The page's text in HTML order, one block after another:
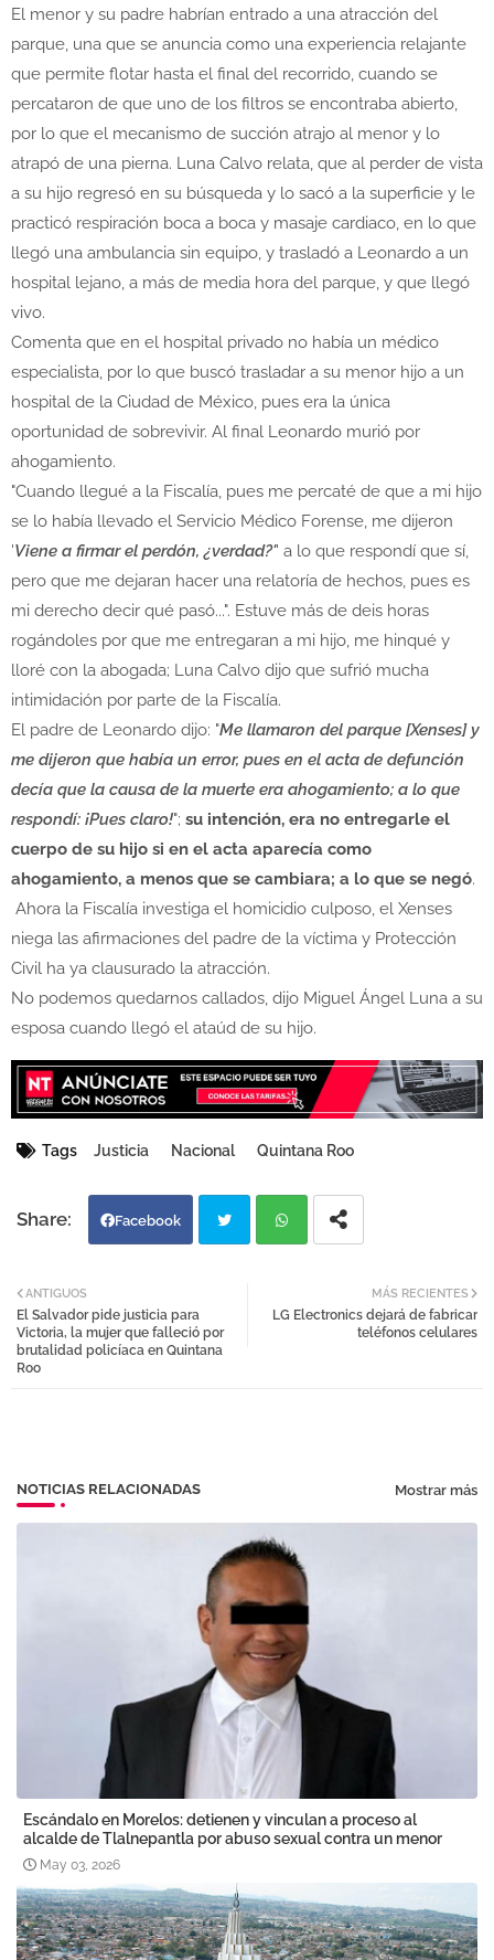
El menor y su padre habrían entrado a una atracción del
parque, una que se anuncia como una experiencia relajante
que permite flotar hasta el final del recorrido, cuando se
percataron de que uno de los filtros se encontraba abierto,
por lo que el mecanismo de succión atrajo al menor y lo
atrapó de una pierna. Luna Calvo relata, que al perder de vista
a su hijo regresó en su búsqueda y lo sacó a la superficie y le
practicó respiración boca a boca y masaje cardiaco, en lo que
llegó una ambulancia sin equipo, y trasladó a Leonardo a un
hospital lejano, a más de media hora del parque, y que llegó
vivo.
Comenta que en el hospital privado no había un médico
especialista, por lo que buscó trasladar a su menor hijo a un
hospital de la Ciudad de México, pues era la única
oportunidad de sobrevivir. Al final Leonardo murió por
ahogamiento.
"Cuando llegué a la Fiscalía, pues me percaté de que a mi hijo
se lo había llevado el Servicio Médico Forense, me dijeron
'Viene a firmar el perdón, ¿verdad?'' a lo que respondí que sí,
pero que me dejaran hacer una relatoría de hechos, pues es
mi derecho decir qué pasó...". Estuve más de deis horas
rogándoles por que me entregaran a mi hijo, me hinqué y
lloré con la abogada; Luna Calvo dijo que sufrió mucha
intimidación por parte de la Fiscalía.
El padre de Leonardo dijo: "Me llamaron del parque [Xenses] y
me dijeron que había un error, pues en el acta de defunción
decía que la causa de la muerte era ahogamiento; a lo que
respondí: ¡Pues claro!"; su intención, era no entregarle el
cuerpo de su hijo si en el acta aparecía como
ahogamiento, a menos que se cambiara; a lo que se negó.
Ahora la Fiscalía investiga el homicidio culposo, el Xenses
niega las afirmaciones del padre de la víctima y Protección
Civil ha ya clausurado la atracción.
No podemos quedarnos callados, dijo Miguel Ángel Luna a su
esposa cuando llegó el ataúd de su hijo.
Tags Justicia Nacional Quintana Roo
Facebook
atsa
MÁS RECIENTES
LG Electronics dejará de fabricar
teléfonos celulares
ANTIGUOS
El Salvador pide justicia para
Victoria, la mujer que falleció por
brutalidad policíaca en Quintana
Roo
NOTICIAS RELACIONADAS Mostrar más
Escándalo en Morelos: detienen y vinculan a proceso al
alcalde de Tlalnepantla por abuso sexual contra un menor
May 03, 2026